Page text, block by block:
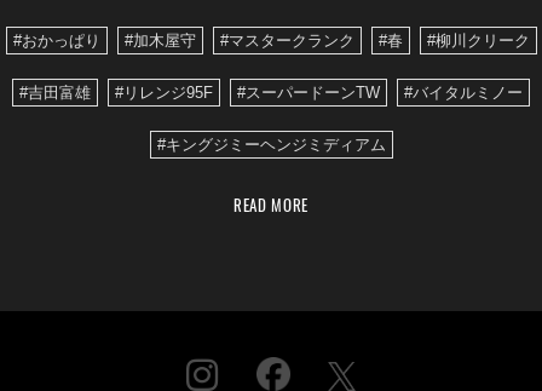
#おかっぱり #加木屋守 #マスタークランク #春 #柳川クリーク
#吉田富雄 #リレンジ95F #スーパードーンTW #バイタルミノー
#キングジミーヘンジミディアム
READ MORE